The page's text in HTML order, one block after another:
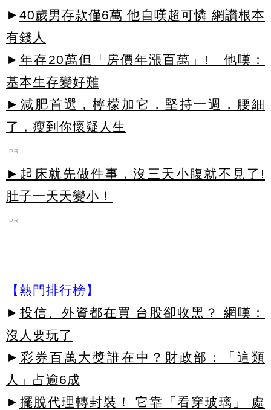
► 40歲男存款僅6萬 他自嘆超可憐 網讚根本
有錢人
► 年存20萬但「房價年漲百萬」! 他嘆：
基本生存變好難
►減肥首選，檸檬加它，堅持一週，腰細
了，瘦到你懷疑人生
PR
►起床就先做件事，沒三天小腹就不見了!
肚子一天天變小！
PR
【熱門排行榜】
► 投信、外資都在買 台股卻收黑？ 網嘆：
沒人要玩了
► 彩券百萬大獎誰在中？財政部：「這類
人」占逾6成
► 擺脫代理轉封裝！ 它靠「看穿玻璃」 處